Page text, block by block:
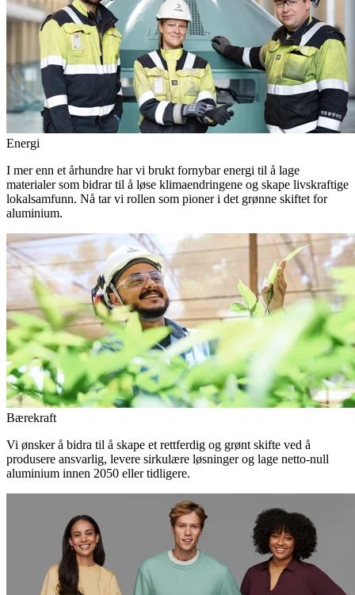
Energi
I mer enn et århundre har vi brukt fornybar energi til å lage
materialer som bidrar til å løse klimaendringene og skape livskraftige
lokalsamfunn. Nå tar vi rollen som pioner i det grønne skiftet for
aluminium.
Bærekraft
Vi ønsker å bidra til å skape et rettferdig og grønt skifte ved å
produsere ansvarlig, levere sirkulære løsninger og lage netto-null
aluminium innen 2050 eller tidligere.